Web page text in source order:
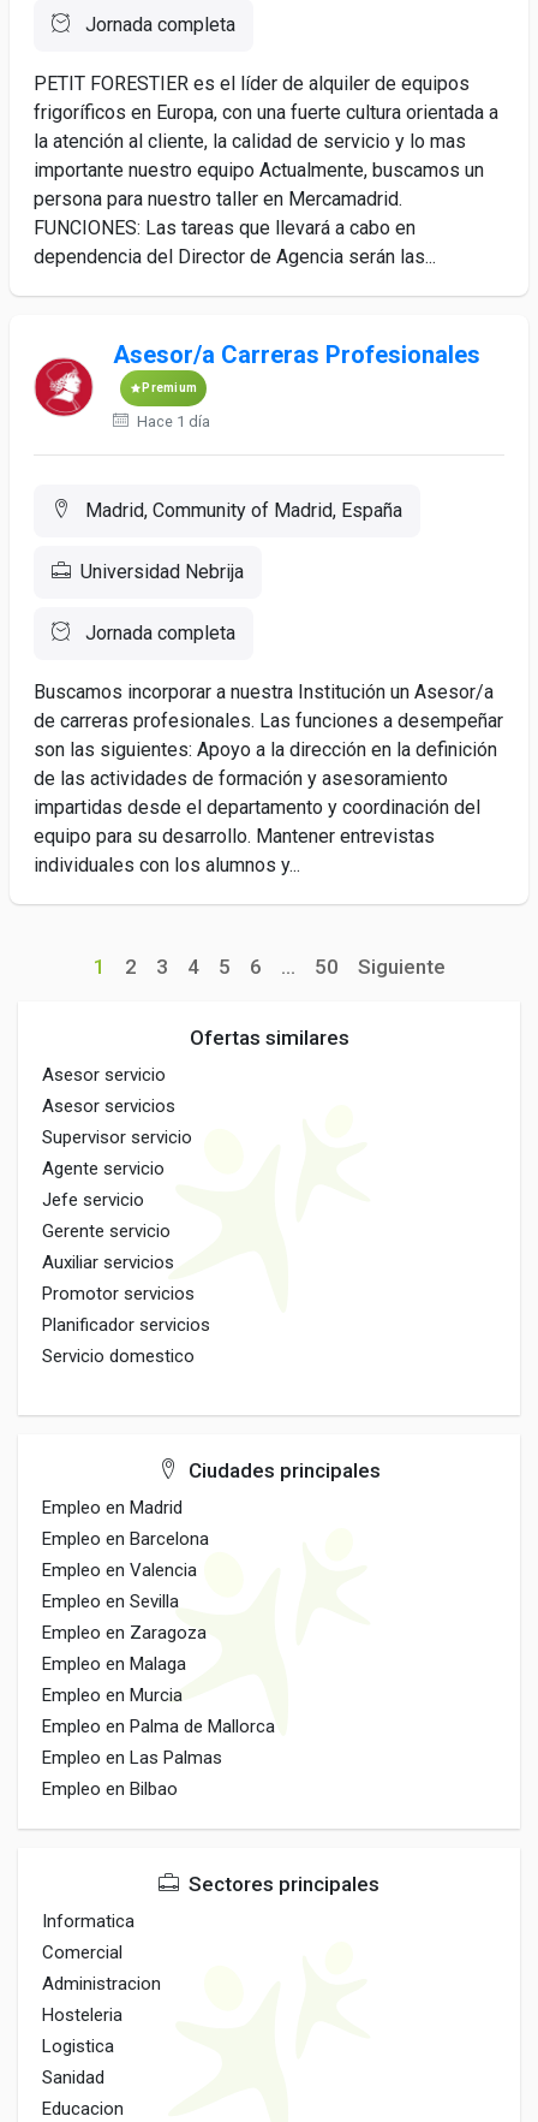
Jornada completa
PETIT FORESTIER es el líder de alquiler de equipos
frigoríficos en Europa, con una fuerte cultura orientada a
la atención al cliente, la calidad de servicio y lo mas
importante nuestro equipo Actualmente, buscamos un
persona para nuestro taller en Mercamadrid.
FUNCIONES: Las tareas que llevará a cabo en
dependencia del Director de Agencia serán las...
Asesor/a Carreras Profesionales
Premium
Hace 1 día
Madrid, Community of Madrid, España
Universidad Nebrija
Jornada completa
Buscamos incorporar a nuestra Institución un Asesor/a
de carreras profesionales. Las funciones a desempeñar
son las siguientes: Apoyo a la dirección en la definición
de las actividades de formación y asesoramiento
impartidas desde el departamento y coordinación del
equipo para su desarrollo. Mantener entrevistas
individuales con los alumnos y...
1 2 3 4 5 6 ... 50 Siguiente
Ofertas similares
Asesor servicio
Asesor servicios
Supervisor servicio
Agente servicio
Jefe servicio
Gerente servicio
Auxiliar servicios
Promotor servicios
Planificador servicios
Servicio domestico
Ciudades principales
Empleo en Madrid
Empleo en Barcelona
Empleo en Valencia
Empleo en Sevilla
Empleo en Zaragoza
Empleo en Malaga
Empleo en Murcia
Empleo en Palma de Mallorca
Empleo en Las Palmas
Empleo en Bilbao
Sectores principales
Informatica
Comercial
Administracion
Hosteleria
Logistica
Sanidad
Educacion